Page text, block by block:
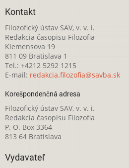
Kontakt
Filozofický ústav SAV, v. v. i.
Redakcia časopisu Filozofia
Klemensova 19
811 09 Bratislava 1
Tel.: +4212 5292 1215
E-mail: redakcia.filozofia@savba.sk
Korešpondenčná adresa
Filozofický ústav SAV, v. v. i.
Redakcia časopisu Filozofia
P. O. Box 3364
813 64 Bratislava
Vydavateľ